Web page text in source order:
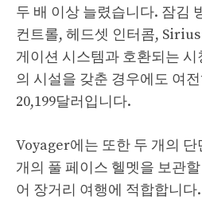
두 배 이상 늘렸습니다. 잠김
컨트롤, 헤드셋 인터콤,
게이션 시스템과 호환되는
의 시설을 갖춘 경우에도 여
20,199달러입니다.
Voyager에는 또한 두 개의
개의 풀 페이스 헬멧을 보관
어 장거리 여행에 적합합니